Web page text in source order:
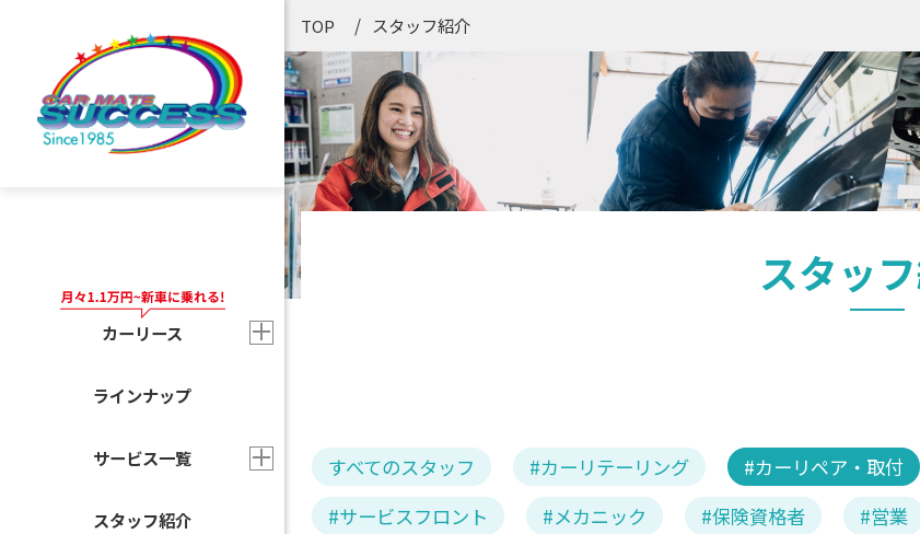
カーリース
ラインナップ
サービス一覧
スタッフ紹介
TOP スタッフ紹介
スタッ
すべてのスタッフ カーリテーリング カーリペア・取付
サービスフロント
メカニック 保険資格者 営業